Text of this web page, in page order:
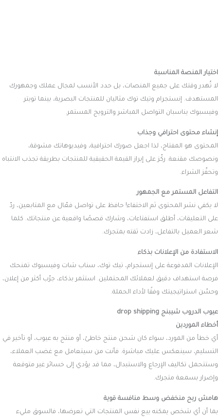
اختيار المنصة المناسبة
لا تُهدر وقتك على جميع المنصات، بل حدد الأنسب لمجال عملك وجمهورك
المستهدف. إنستجرام وتيك توك مثاليان للمنتجات البصرية، بينما تويتر
وفيسبوك يناسبان التواصل المباشر والترويج المستمر.
إنشاء محتوى احترافي وجذاب
المحتوى هو المفتاح، لذا اجعل صورك احترافية، وفيديوهاتك مشوقة،
ونصوصك مقنعة. ركّز على إبراز القيمة الحقيقية للمنتجات بطريقة تجذب الانتباه
وتحفّز الشراء.
التفاعل المستمر مع الجمهور
لا يكفي نشر المحتوى ثم الاختفاء! حافظ على تواصل فعّال مع المتابعين، ردّ
على التعليقات، أطلق استفتاءات، وشارك قصصًا واقعية عن منتجاتك. كلما
شعر العميل بالتفاعل، زادت ثقته بمتجرك.
الاستفادة من الإعلانات بذكاء
الإعلانات المدفوعة على إنستجرام، تيك توك، سناب شات وفيسبوك تمنحك
فرصة استهداف دقيق لعملائك المحتملين. استثمر بذكاء، جرّب أكثر من إعلان،
وحسّن استراتيجيتك وفقًا لأداء الحملة.
عيوب الدروب شيبنج drop shipping
أخطاء الموردين
أي خطأ من المورد، سواء كان شحن منتج خاطئ، أو منتج به عيوب، أو تأخير في
التسليم، سينعكس عليك مباشرة. فأنت من سيتعامل مع غضب العملاء،
وستتحمل تكاليف الإرجاع والاستبدال، مما قد يؤدي إلى خسائر غير متوقعة
وإضرار بسمعة متجرك.
هامش ربح منخفض وسط منافسة قوية
بما أن أي شخص يمكنه بيع نفس المنتجات التي تعرضها، فالسوق مليء